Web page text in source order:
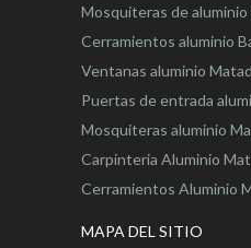
Mosquiteras de aluminio
Cerramientos aluminio
Ventanas aluminio
Puertas de entrada
Mosquiteras aluminio
Carpinteria Aluminio
Cerramientos Aluminio
MAPA DEL SITIO